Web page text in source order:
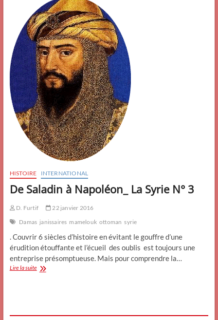
HISTOIRE INTERNATIONAL
De Saladin à Napoléon_ La Syrie N° 3
D. Furtif
22 janvier 2016
Damas janissaires mamelouk ottoman syrie
. Couvrir 6 siècles d’histoire en évitant le gouffre d’une
érudition étouffante et l’écueil des oublis est toujours une
entreprise présomptueuse. Mais pour comprendre la…
Lire la suiteDe